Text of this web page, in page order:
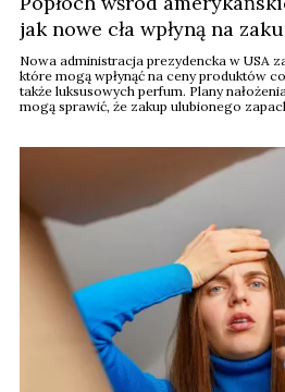
jak nowe cła wpłyną na
Nowa administracja prezydencka w USA
które mogą wpłynąć na ceny produktów
także luksusowych perfum. Plany
mogą sprawić, że zakup ulubionego